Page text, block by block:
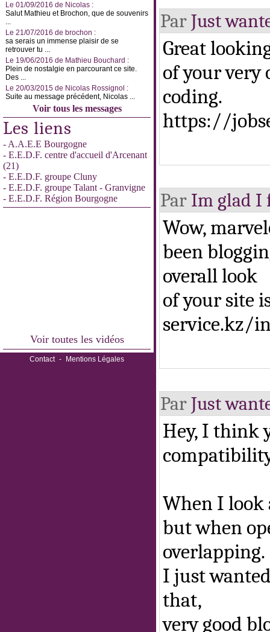
Le 01/09/2016 de Nicolas :
Salut Mathieu et Brochon, que de souvenirs
...
Le 21/07/2016 de brochon :
sa serais un immense plaisir de se
retrouver tu ...
Le 19/06/2016 de Mathieu Bouchard :
Plein de nostalgie en parcourant ce site.
Des ...
Le 20/03/2015 de Nicolas Rossignol :
Suite au message précédent, Nicolas ...
Voir tous les messages
Les liens
- A.A.E.E Bourgogne
- E.E.D.F. centre d'accueil d'Arcenant
(21)
- E.E.D.F. groupe Cluny
- E.E.D.F. groupe Talant - Granvigne
- E.E.D.F. Région Bourgogne
Voir toutes les vidéos
Contact - Mentions Légales
ParJust
Great
of your very
coding.
https://
Par Im glad I
Wow,
been
overall look
of your site
service.kz/
ParJust
Hey, I think
When I look
but when
overlapping.
I just
that,
very good